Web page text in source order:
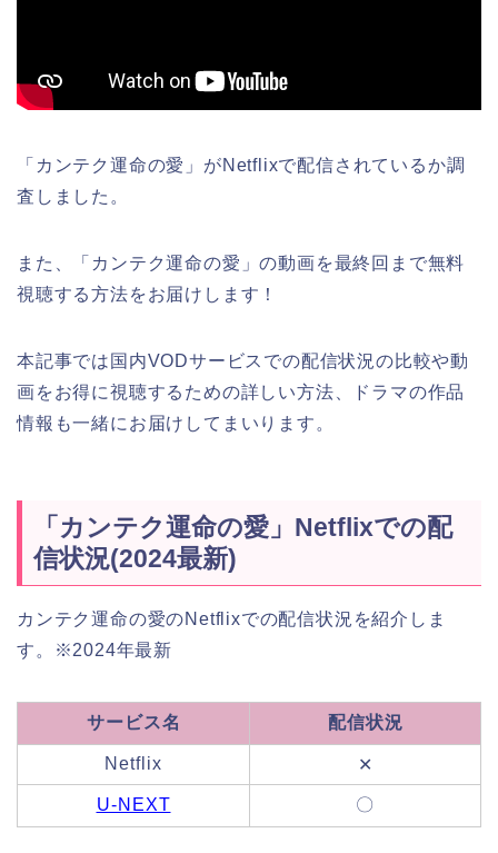
「カンテク運命の愛」がNetflixで配信されているか調
査しました。
また、「カンテク運命の愛」の動画を最終回まで無料
視聴する方法をお届けします！
本記事では国内VODサービスでの配信状況の比較や動
画をお得に視聴するための詳しい方法、ドラマの作品
情報も一緒にお届けしてまいります。
「カンテク運命の愛」Netflixでの配
信状況(2024最新)
カンテク運命の愛のNetflixでの配信状況を紹介しま
す。※2024年最新
サービス名 配信状況
Netflix ✕
U-NEXT 〇